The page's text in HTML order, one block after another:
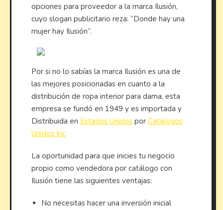
opciones para proveedor a la marca Ilusión,
cuyo slogan publicitario reza: “Donde hay una
mujer hay Ilusión”.
Por si no lo sabías la marca Ilusión es una de
las mejores posicionadas en cuanto a la
distribución de ropa interior para dama, esta
empresa se fundó en 1949 y es importada y
Distribuida en Estados Unidos por Catalogos
Unidos Inc
La oportunidad para que inicies tu negocio
propio como vendedora por catálogo con
Ilusión tiene las siguientes ventajas:
No necesitas hacer una inversión inicial